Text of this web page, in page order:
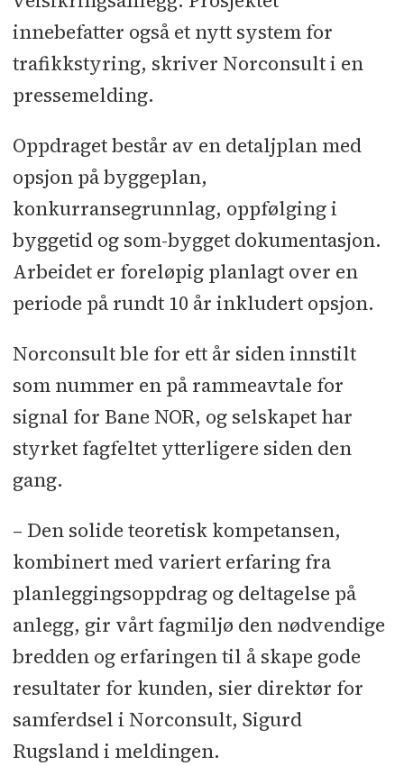
innebefatter også et nytt system for
trafikkstyring, skriver Norconsult i en
pressemelding.
Oppdraget består av en detaljplan med
opsjon på byggeplan,
konkurransegrunnlag, oppfølging i
byggetid og som-bygget dokumentasjon.
Arbeidet er foreløpig planlagt over en
periode på rundt 10 år inkludert opsjon.
Norconsult ble for ett år siden innstilt
som nummer en på rammeavtale for
signal for Bane NOR, og selskapet har
styrket fagfeltet ytterligere siden den
gang.
– Den solide teoretisk kompetansen,
kombinert med variert erfaring fra
planleggingsoppdrag og deltagelse på
anlegg, gir vårt fagmiljø den nødvendige
bredden og erfaringen til å skape gode
resultater for kunden, sier direktør for
samferdsel i Norconsult, Sigurd
Rugsland i meldingen.